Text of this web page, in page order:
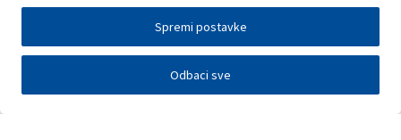
Odbaci sve
Spremi postavke